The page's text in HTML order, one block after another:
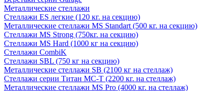
Металлические стеллажи
Стеллажи ES легкие (120 кг. на секцию)
Металлические стеллажи MS Standart (500 кг. на секцию)
Стеллажи MS Strong (750кг. на секцию)
Стеллажи MS Hard (1000 кг на секцию)
Стеллажи CombiK
Стеллажи SBL (750 кг на секцию)
Металлические стеллажи SB (2100 кг на стеллаж)
Стеллажи серии Титан МС-Т (2200 кг. на стеллаж)
Металлические стеллажи MS Pro (4000 кг. на стеллаж)